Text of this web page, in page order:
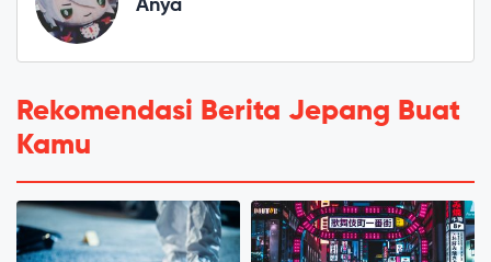
Anya
Rekomendasi Berita Jepang Buat
Kamu